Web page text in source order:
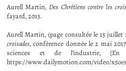
Aurell Martin,Des Chrétiens contre les
fayard, 2013.
Aurell Martin, (page consultée le 15 juillet
croisades, conférence donnée le 2 mai
sciences et de l’industrie,
https://www.dailymotion.com/video/